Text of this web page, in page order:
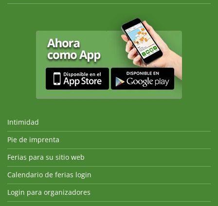
Intimidad
Pie de imprenta
Ferias para su sitio web
Calendario de ferias login
Login para organizadores